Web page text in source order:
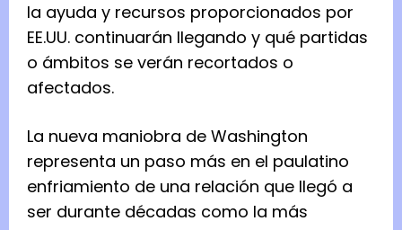
la ayuda y recursos proporcionados por
EE.UU. continuarán llegando y qué partidas
o ámbitos se verán recortados o
afectados.
La nueva maniobra de Washington
representa un paso más en el paulatino
enfriamiento de una relación que llegó a
ser durante décadas como la más